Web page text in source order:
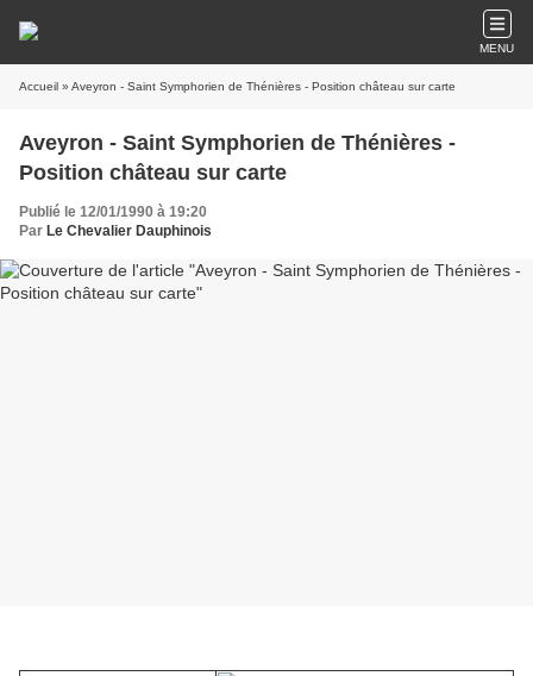
MENU
Accueil » Aveyron - Saint Symphorien de Thénières - Position château sur carte
Aveyron - Saint Symphorien de Thénières -
Position château sur carte
Publié le 12/01/1990 à 19:20
Par Le Chevalier Dauphinois